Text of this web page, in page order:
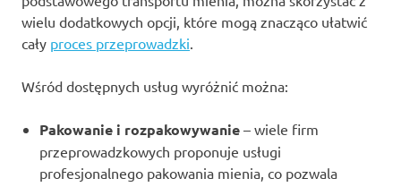
wielu dodatkowych opcji, które mogą znacząco ułatwić
cały proces przeprowadzki.
Wśród dostępnych usług wyróżnić można:
Pakowanie i rozpakowywanie – wiele firm
przeprowadzkowych proponuje usługi
profesjonalnego pakowania mienia, co pozwala